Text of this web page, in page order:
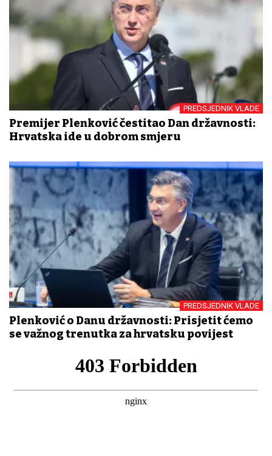
PREDSJEDNIK VLADE
Premijer Plenković čestitao Dan državnosti:
Hrvatska ide u dobrom smjeru
PREDSJEDNIK VLADE
Plenković o Danu državnosti: Prisjetit ćemo
se važnog trenutka za hrvatsku povijest